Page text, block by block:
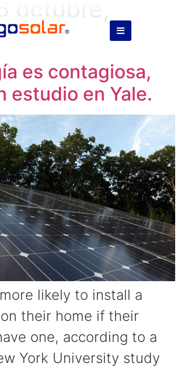
es contagiosa,
estudio en Yale.
likely to install a
their home if their
one, according to a
York University study